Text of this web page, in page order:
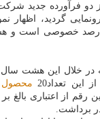
دو فرآورده جدید
گردید، اظهار
خصوصی است و
خلال این هشت سال 110
این تعداد20
محصول
برداشت.